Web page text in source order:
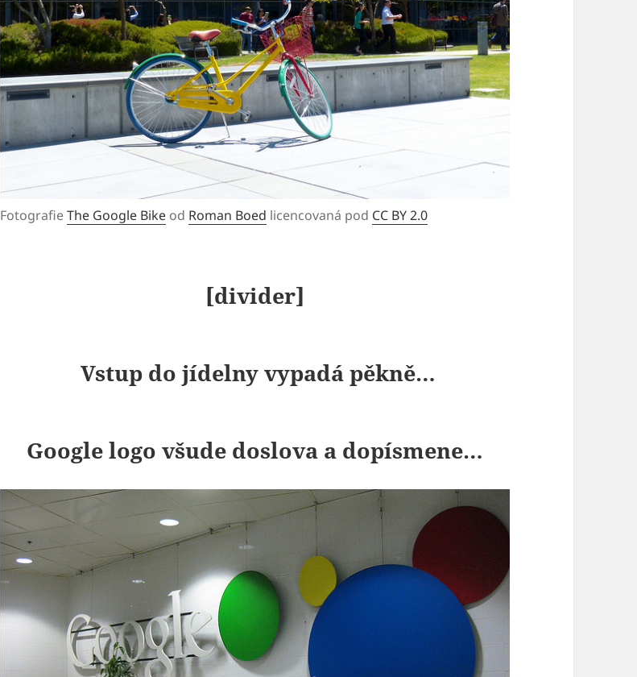
FotografieThe Google Bike od Roman Boed licencovaná pod CC BY 2.0
[divider]
Vstup do jídelny vypadá pěkně…
Google logo všude doslova a dopísmene…